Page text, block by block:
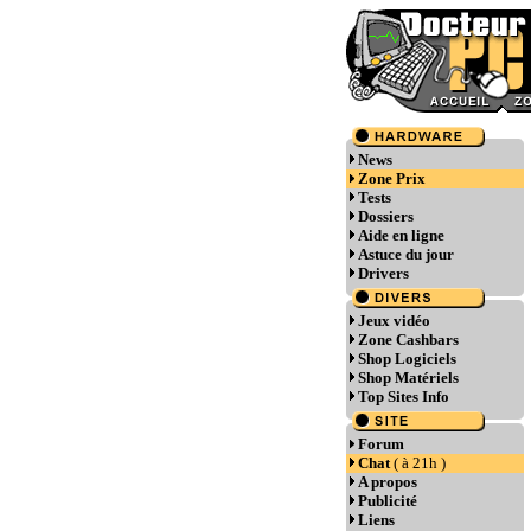
News
Zone Prix
Tests
Dossiers
Aide en ligne
Astuce du jour
Drivers
Jeux vidéo
Zone Cashbars
Shop Logiciels
Shop Matériels
Top Sites Info
Forum
Chat( à 21h )
A propos
Publicité
Liens